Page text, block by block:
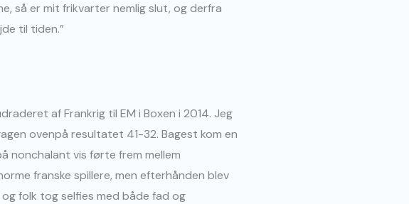
så er mit frikvarter nemlig slut, og derfra
til tiden.”
af Frankrig til EM i Boxen i 2014. Jeg
ovenpå resultatet 41-32. Bagest kom en
nonchalant vis førte frem mellem
franske spillere, men efterhånden blev
folk tog selfies med både fad og